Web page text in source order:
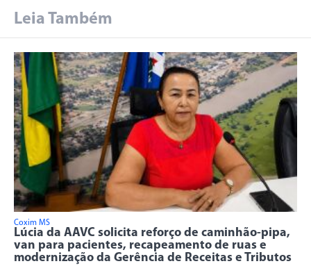
Leia Também
Coxim MS
Lúcia da AAVC solicita reforço de caminhão-pipa,
van para pacientes, recapeamento de ruas e
modernização da Gerência de Receitas e Tributos